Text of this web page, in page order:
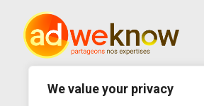
We value your privacy